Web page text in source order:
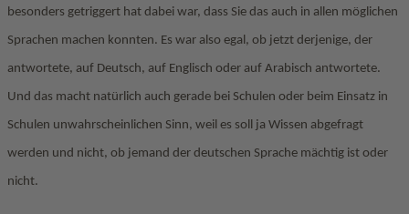
besonders getriggert hat dabei war, dass Sie das auch in allen möglichen
Sprachen machen konnten. Es war also egal, ob jetzt derjenige, der
antwortete, auf Deutsch, auf Englisch oder auf Arabisch antwortete.
Und das macht natürlich auch gerade bei Schulen oder beim Einsatz in
Schulen unwahrscheinlichen Sinn, weil es soll ja Wissen abgefragt
werden und nicht, ob jemand der deutschen Sprache mächtig ist oder
nicht.